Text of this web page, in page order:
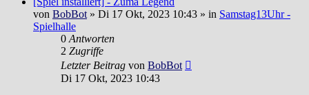
von BobBot» Di 17 Okt, 2023 10:43 » in Samstag13Uhr -
Spielhalle
0Antworten
2 Zugriffe
Letzter Beitrag von BobBot
Di 17 Okt, 2023 10:43